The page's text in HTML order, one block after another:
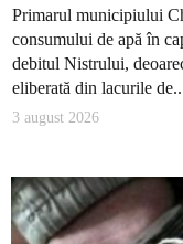
Primarul municipiului
consumului de apă în
debitul Nistrului,
eliberată din lacurile
3 august 2026